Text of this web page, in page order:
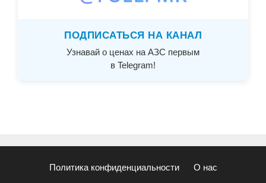
ПОДПИСАТЬСЯ НА КАНАЛ
Узнавай о ценах на АЗС первым
в Telegram!
Политика конфиденциальности О нас